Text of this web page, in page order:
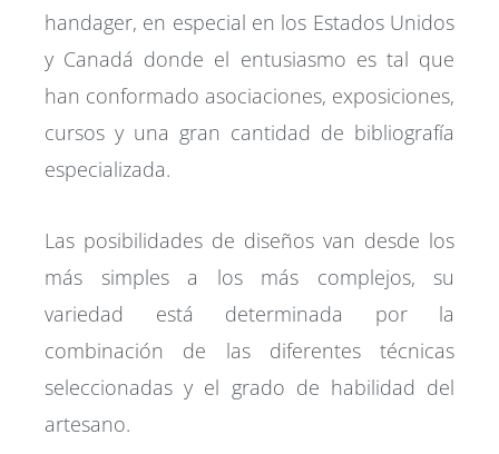
handager, en especial en los Estados Unidos
y Canadá donde el entusiasmo es tal que
han conformado asociaciones, exposiciones,
cursos y una gran cantidad de bibliografía
especializada.
Las posibilidades de diseños van desde los
más simples a los más complejos, su
variedad está determinada por la
combinación de las diferentes técnicas
seleccionadas y el grado de habilidad del
artesano.